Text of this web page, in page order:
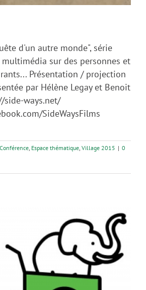
d'un autre monde", série
sur des personnes et
Présentation / projection
par Hélène Legay et Benoit
side-ways.net/
SideWaysFilms
Conférence, Espace thématique, Village 2015 | 0